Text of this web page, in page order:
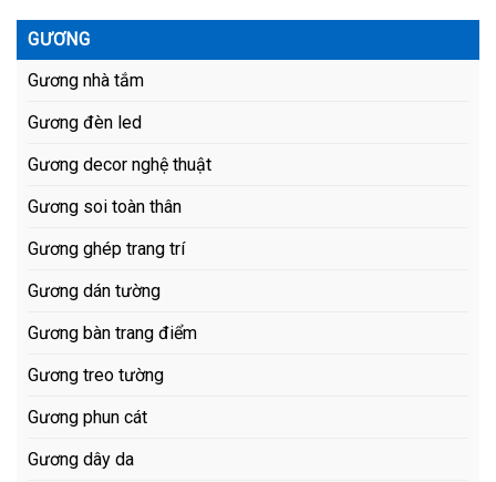
GƯƠNG
Gương nhà tắm
Gương đèn led
Gương decor nghệ thuật
Gương soi toàn thân
Gương ghép trang trí
Gương dán tường
Gương bàn trang điểm
Gương treo tường
Gương phun cát
Gương dây da